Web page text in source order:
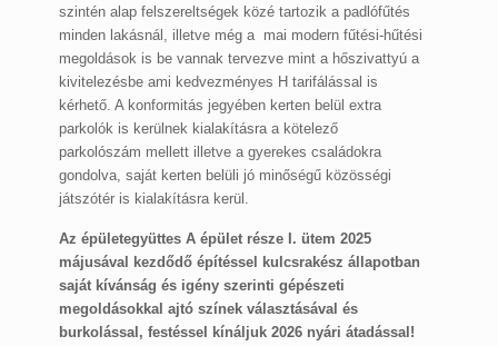
szintén alap felszereltségek közé tartozik a padlófűtés
minden lakásnál, illetve még a mai modern fűtési-hűtési
megoldások is be vannak tervezve mint a hőszivattyú a
kivitelezésbe ami kedvezményes H tarifálással is
kérhető. A konformitás jegyében kerten belül extra
parkolók is kerülnek kialakításra a kötelező
parkolószám mellett illetve a gyerekes családokra
gondolva, saját kerten belüli jó minőségű közösségi
játszótér is kialakításra kerül.
Az épületegyüttes A épület része I. ütem 2025
májusával kezdődő építéssel kulcsrakész állapotban
saját kívánság és igény szerinti gépészeti
megoldásokkal ajtó színek választásával és
burkolással, festéssel kínáljuk 2026 nyári átadással!